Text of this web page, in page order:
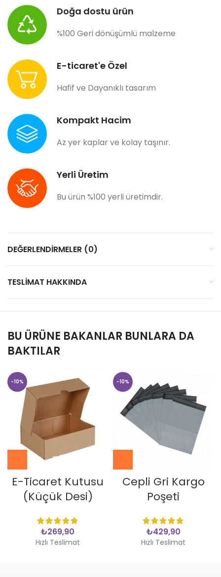
Doğa dostu ürün
%100 Geri dönüşümlü malzeme
E-ticaret'e Özel
Hafif ve Dayanıklı tasarım
Kompakt Hacim
Az yer kaplar ve kolay taşınır.
Yerli Üretim
Bu ürün %100 yerli üretimdir.
DEĞERLENDIRMELER (0)
TESLIMAT HAKKINDA
BU ÜRÜNE BAKANLAR BUNLARA DA
BAKTILAR
-10%
E-Ticaret Kutusu
(Küçük Desi)
₺
Hızlı Teslimat
-10%
Cepli Gri Kargo
Poşeti
₺
Hızlı Teslimat